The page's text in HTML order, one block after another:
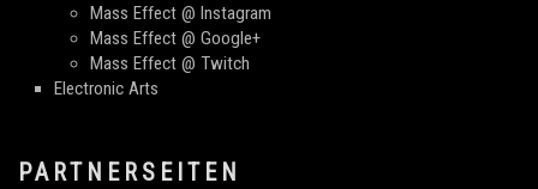
Mass Effect @ Instagram
Mass Effect @ Google+
Mass Effect @ Twitch
Electronic Arts
PARTNERSEITEN